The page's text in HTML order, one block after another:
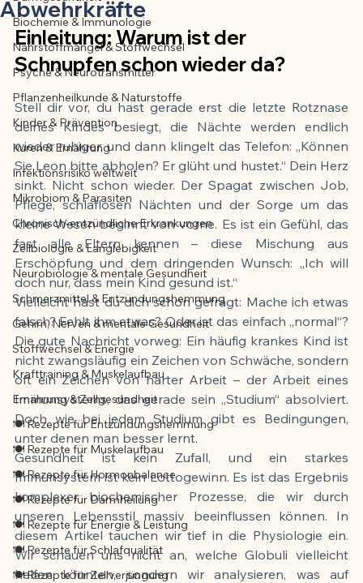
Der Artikel wurde mit Unterstützung von
KI erstellt und redaktionell geprüft vom
angegebenen Autor
Biochemie & Immunologie
Nährstoffmangel & Stoffwechsel
Psyche & Neurotransmitter
Pflanzenheilkunde & Naturstoffe
Kinder & Prävention
Kuren & Ernährung
Infektionsrisiko weltweit
Mikrobiom & Parasiten
Chronisch-entzündliche Erkrankungen
Zellbiologie & Langlebigkeit
Neurobiologie & mentale Gesundheit
Schmerzmittel & Entzündungshemmung
Gehirn, Nerven & mentale Gesundheit
Stoffwechsel & Energie
Krafttraining & Muskelaufbau
Ernährung & Zellgesundheit
🍽️ Rezepte für Entzündungshemmung
🍽️ Rezepte für Muskelaufbau
🍽️ Rezepte für Hormonbalance
🍽️ Rezepte für Darmheilung
🍽️ Rezepte für Energie & Leistung
🍽️ Rezepte für Schlafqualität
🍽️ Rezepte für Zellverjüngung
Abwehrkräfte
Einleitung: Warum ist der
Schnupfen schon wieder da?
Stell dir vor, du hast gerade erst die letzte Rotznase
deines Kindes besiegt, die Nächte werden endlich
wieder ruhiger, und dann klingelt das Telefon: „Können
Sie Leon bitte abholen? Er glüht und hustet.“ Dein Herz
sinkt. Nicht schon wieder. Der Spagat zwischen Job,
Pflege, schlaflosen Nächten und der Sorge um das
kleine Wesen beginnt von vorne. Es ist ein Gefühl, das
fast alle Eltern kennen – diese Mischung aus
Erschöpfung und dem dringenden Wunsch: „Ich will
doch nur, dass mein Kind gesund ist.“
Vielleicht hast du dich schon gefragt: Mache ich etwas
falsch? Fehlt ihm etwas? Oder ist das einfach „normal“?
Die gute Nachricht vorweg: Ein häufig krankes Kind ist
nicht zwangsläufig ein Zeichen von Schwäche, sondern
oft ein Zeichen von harter Arbeit – der Arbeit eines
Immunsystems, das gerade sein „Studium“ absolviert.
Doch wie bei jedem Studium gibt es Bedingungen,
unter denen man besser lernt.
Gesundheit ist kein Zufall, und ein starkes
Immunsystem ist kein Lottogewinn. Es ist das Ergebnis
komplexer biochemischer Prozesse, die wir durch
unseren Lebensstil massiv beeinflussen können. In
diesem Artikel tauchen wir tief in die Physiologie ein.
Wir schauen uns nicht an, welche Globuli vielleicht
helfen könnten, sondern wir analysieren, was auf